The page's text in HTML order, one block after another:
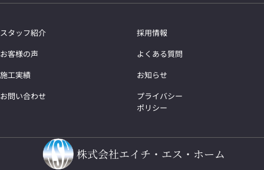
スタッフ紹介
採用情報
お客様の声
よくある質問
施工実績
お知らせ
お問い合わせ
プライバシー
ポリシー
株式会社エイチ・エス・ホーム